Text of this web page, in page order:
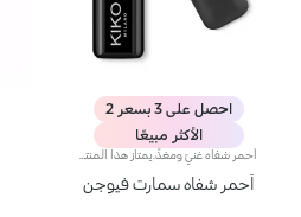
احصل على 3 بسعر 2
الأكثر مبيعًا
أحمر شفاه سمارت فيوجن